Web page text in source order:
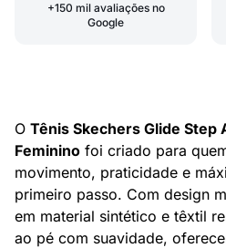
+150 mil avaliações no
Google
O Tênis Skechers Glide Step
Feminino foi criado para
movimento, praticidade e
primeiro passo. Com design
em material sintético e têxtil
ao pé com suavidade,